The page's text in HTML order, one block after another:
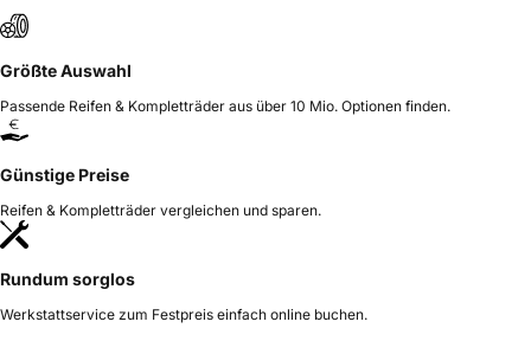
Größte Auswahl
Passende Reifen & Kompletträder aus über 10 Mio. Optionen finden.
Günstige Preise
Reifen & Kompletträder vergleichen und sparen.
Rundum sorglos
Werkstattservice zum Festpreis einfach online buchen.